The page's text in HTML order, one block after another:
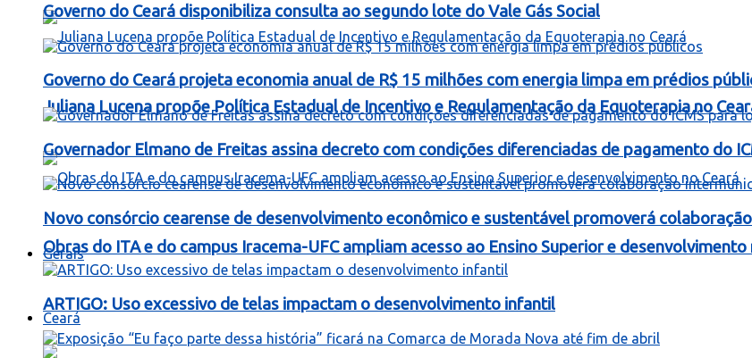
Juliana Lucena propõe Política Estadual de Incentivo e Regulamentação da Equoterapia no
Obras do ITA e do campus Iracema-UFC ampliam acesso ao Ensino Superior e desenvolvimento
Ceará
Governo do Ceará disponibiliza consulta ao segundo lote do Vale Gás Social
Governo do Ceará projeta economia anual de R$ 15 milhões com energia limpa em prédios
Governador Elmano de Freitas assina decreto com condições diferenciadas de pagamento do
Novo consórcio cearense de desenvolvimento econômico e sustentável promoverá
Gerais
ARTIGO: Uso excessivo de telas impactam o desenvolvimento infantil